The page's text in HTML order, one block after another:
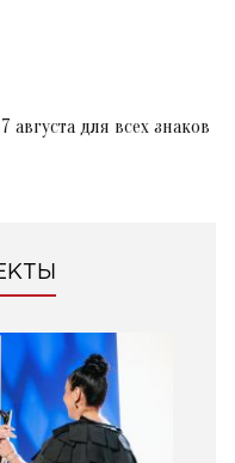
августа для всех знаков